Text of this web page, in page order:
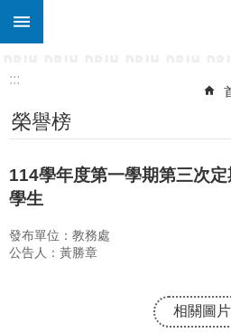
跳到主要內容區塊
搜
尋
關
於
仁
行
政
處
:::
榮譽榜
114學年度第一學期第三次
學生
發布單位：教務處
公告人：黃勝章
相關圖片